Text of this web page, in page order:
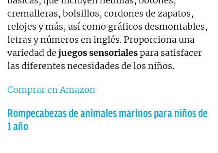
cremalleras, bolsillos, cordones de zapatos,
relojes y más, así como gráficos desmontables,
letras y números en inglés. Proporciona una
variedad de juegos sensorialespara satisfacer
las diferentes necesidades de los niños.
Comprar en Amazon
Rompecabezas de animales marinos para niños de
1 año